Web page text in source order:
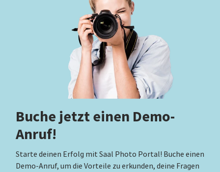
Buche jetzt einen Demo-
Anruf!
Starte deinen Erfolg mit Saal Photo Portal! Buche einen
Demo-Anruf, um die Vorteile zu erkunden, deine Fragen